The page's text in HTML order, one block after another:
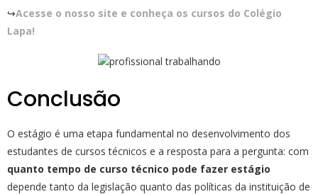
↪️Acesse o nosso site e conheça os cursos do Colégio
Lapa!
Conclusão
O estágio é uma etapa fundamental no desenvolvimento dos
estudantes de cursos técnicos e a resposta para a pergunta: com
quanto tempo de curso técnico pode fazer estágio
depende tanto da legislação quanto das políticas da instituição de